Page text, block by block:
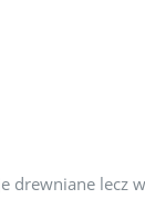
drewniane lecz